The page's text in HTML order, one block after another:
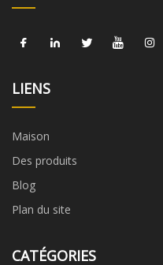
LIENS
Maison
Des produits
Blog
Plan du site
CATÉGORIES